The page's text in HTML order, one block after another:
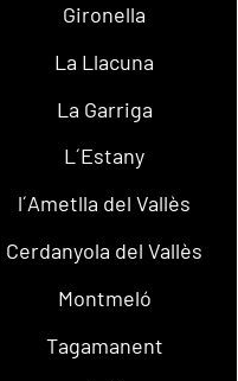
Gironella
La Llacuna
La Garriga
L´Estany
l´Ametlla del Vallès
Cerdanyola del Vallès
Montmeló
Tagamanent